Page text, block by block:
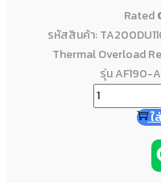
Rated
รหัสสินค้า:
Thermal Overload
รุ่น AF190-
ใ